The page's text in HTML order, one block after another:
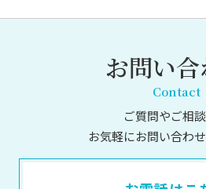
お問い
Contact
ご質問やご相
お気軽にお問い合わせ